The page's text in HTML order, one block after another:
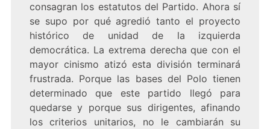
consagran los estatutos del Partido. Ahora sí
se supo por qué agredió tanto el proyecto
histórico de unidad de la izquierda
democrática. La extrema derecha que con el
mayor cinismo atizó esta división terminará
frustrada. Porque las bases del Polo tienen
determinado que este partido llegó para
quedarse y porque sus dirigentes, afinando
los criterios unitarios, no le cambiarán su